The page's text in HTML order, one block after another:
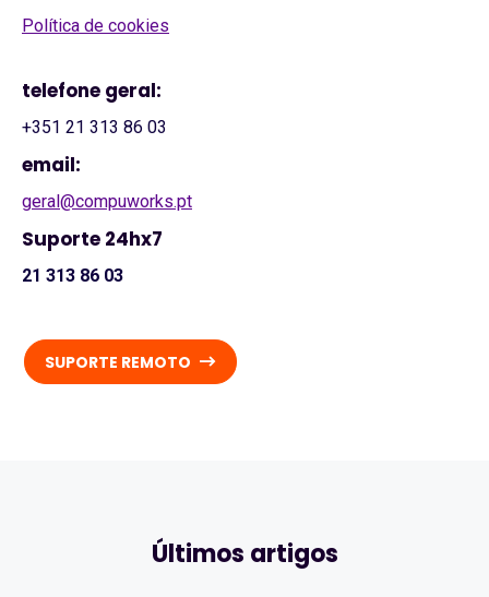
Política de cookies
telefone geral:
+351 21 313 86 03
email:
geral@compuworks.pt
Suporte 24hx7
21 313 86 03
SUPORTE REMOTO
Últimos artigos